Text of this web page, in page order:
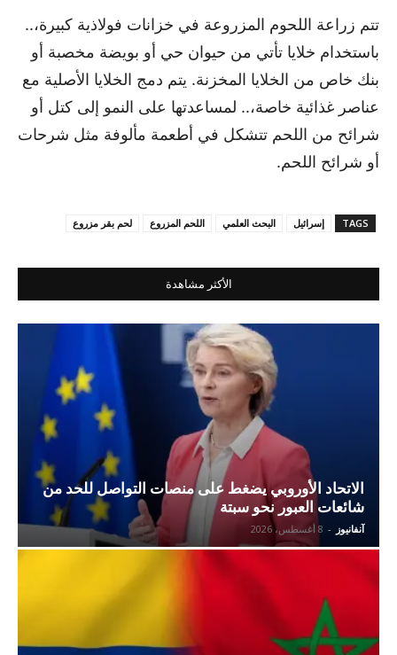
تتم زراعة اللحوم المزروعة في خزانات فولاذية كبيرة،..
باستخدام خلايا تأتي من حيوان حي أو بويضة مخصبة أو
بنك خاص من الخلايا المخزنة. يتم دمج الخلايا الأصلية مع
عناصر غذائية خاصة،.. لمساعدتها على النمو إلى كتل أو
شرائح من اللحم تتشكل في أطعمة مألوفة مثل شرحات
أو شرائح اللحم.
TAGS إسرائيل البحث العلمي اللحم المزروع لحم بقر مزروع
الأكثر مشاهدة
الاتحاد الأوروبي يضغط على منصات التواصل للحد من
شائعات العبور نحو سبتة
آنفانيوز - 8 أغسطس، 2026